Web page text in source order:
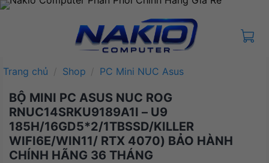
Bỏ
Trang chủ / Shop / PC Mini NUC Asus
BỘ MINI PC ASUS NUC ROG
RNUC14SRKU9189A1I – U9
185H/16GD5*2/1TBSSD/KILLER
WIFI6E/WIN11/ RTX 4070) BẢO HÀNH
CHÍNH HÃNG 36 THÁNG